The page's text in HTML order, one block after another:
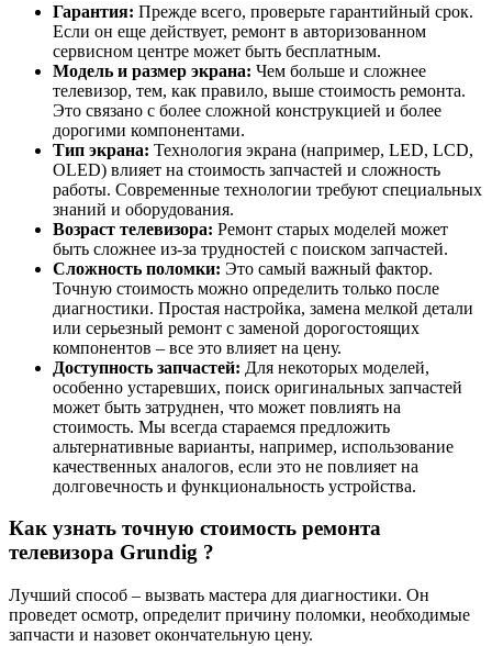
Гарантия: Прежде всего, проверьте гарантийный срок.
Если он еще действует, ремонт в авторизованном
сервисном центре может быть бесплатным.
Модель и размер экрана: Чем больше и сложнее
телевизор, тем, как правило, выше стоимость ремонта.
Это связано с более сложной конструкцией и более
дорогими компонентами.
Тип экрана: Технология экрана (например, LED, LCD,
OLED) влияет на стоимость запчастей и сложность
работы. Современные технологии требуют специальных
знаний и оборудования.
Возраст телевизора: Ремонт старых моделей может
быть сложнее из-за трудностей с поиском запчастей.
Сложность поломки: Это самый важный фактор.
Точную стоимость можно определить только после
диагностики. Простая настройка, замена мелкой детали
или серьезный ремонт с заменой дорогостоящих
компонентов – все это влияет на цену.
Доступность запчастей: Для некоторых моделей,
особенно устаревших, поиск оригинальных запчастей
может быть затруднен, что может повлиять на
стоимость. Мы всегда стараемся предложить
альтернативные варианты, например, использование
качественных аналогов, если это не повлияет на
долговечность и функциональность устройства.
Как узнать точную стоимость ремонта
телевизора Grundig ?
Лучший способ – вызвать мастера для диагностики. Он
проведет осмотр, определит причину поломки, необходимые
запчасти и назовет окончательную цену.